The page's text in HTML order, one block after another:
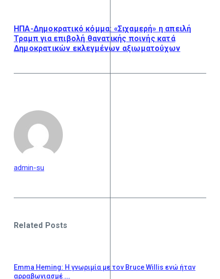
ΗΠΑ-Δημοκρατικό κόμμα: «Σιχαμερή» η απειλή
Τραμπ για επιβολή θανατικής ποινής κατά
Δημοκρατικών εκλεγμένων αξιωματούχων
admin-su
Related Posts
Emma Heming: Η γνωριμία με τον Bruce Willis ενώ ήταν
αρραβωνιασμέ ...